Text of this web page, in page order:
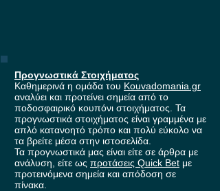
Προγνωστικά Στοιχήματος
Καθημερινά η ομάδα του Kouvadomania.gr
αναλύει και προτείνει σημεία από το
ποδοσφαιρικό κουπόνι στοιχήματος. Τα
προγνωστικά στοιχήματος είναι γραμμένα με
απλό κατανοητό τρόπο και πολύ εύκολο να
τα βρείτε μέσα στην ιστοσελίδα.
Τα προγνωστικά μας είναι είτε σε άρθρα με
ανάλυση, είτε ως προτάσεις Quick Bet με
προτεινόμενα σημεία και απόδοση σε
πίνακα.